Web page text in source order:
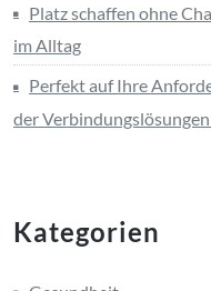
Platz schaffen ohne
im Alltag
Perfekt auf Ihre
der
Kategorien